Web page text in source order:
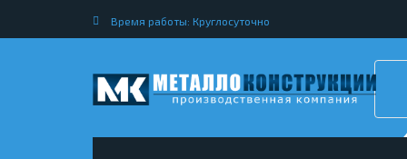
Время работы: Круглосуточно